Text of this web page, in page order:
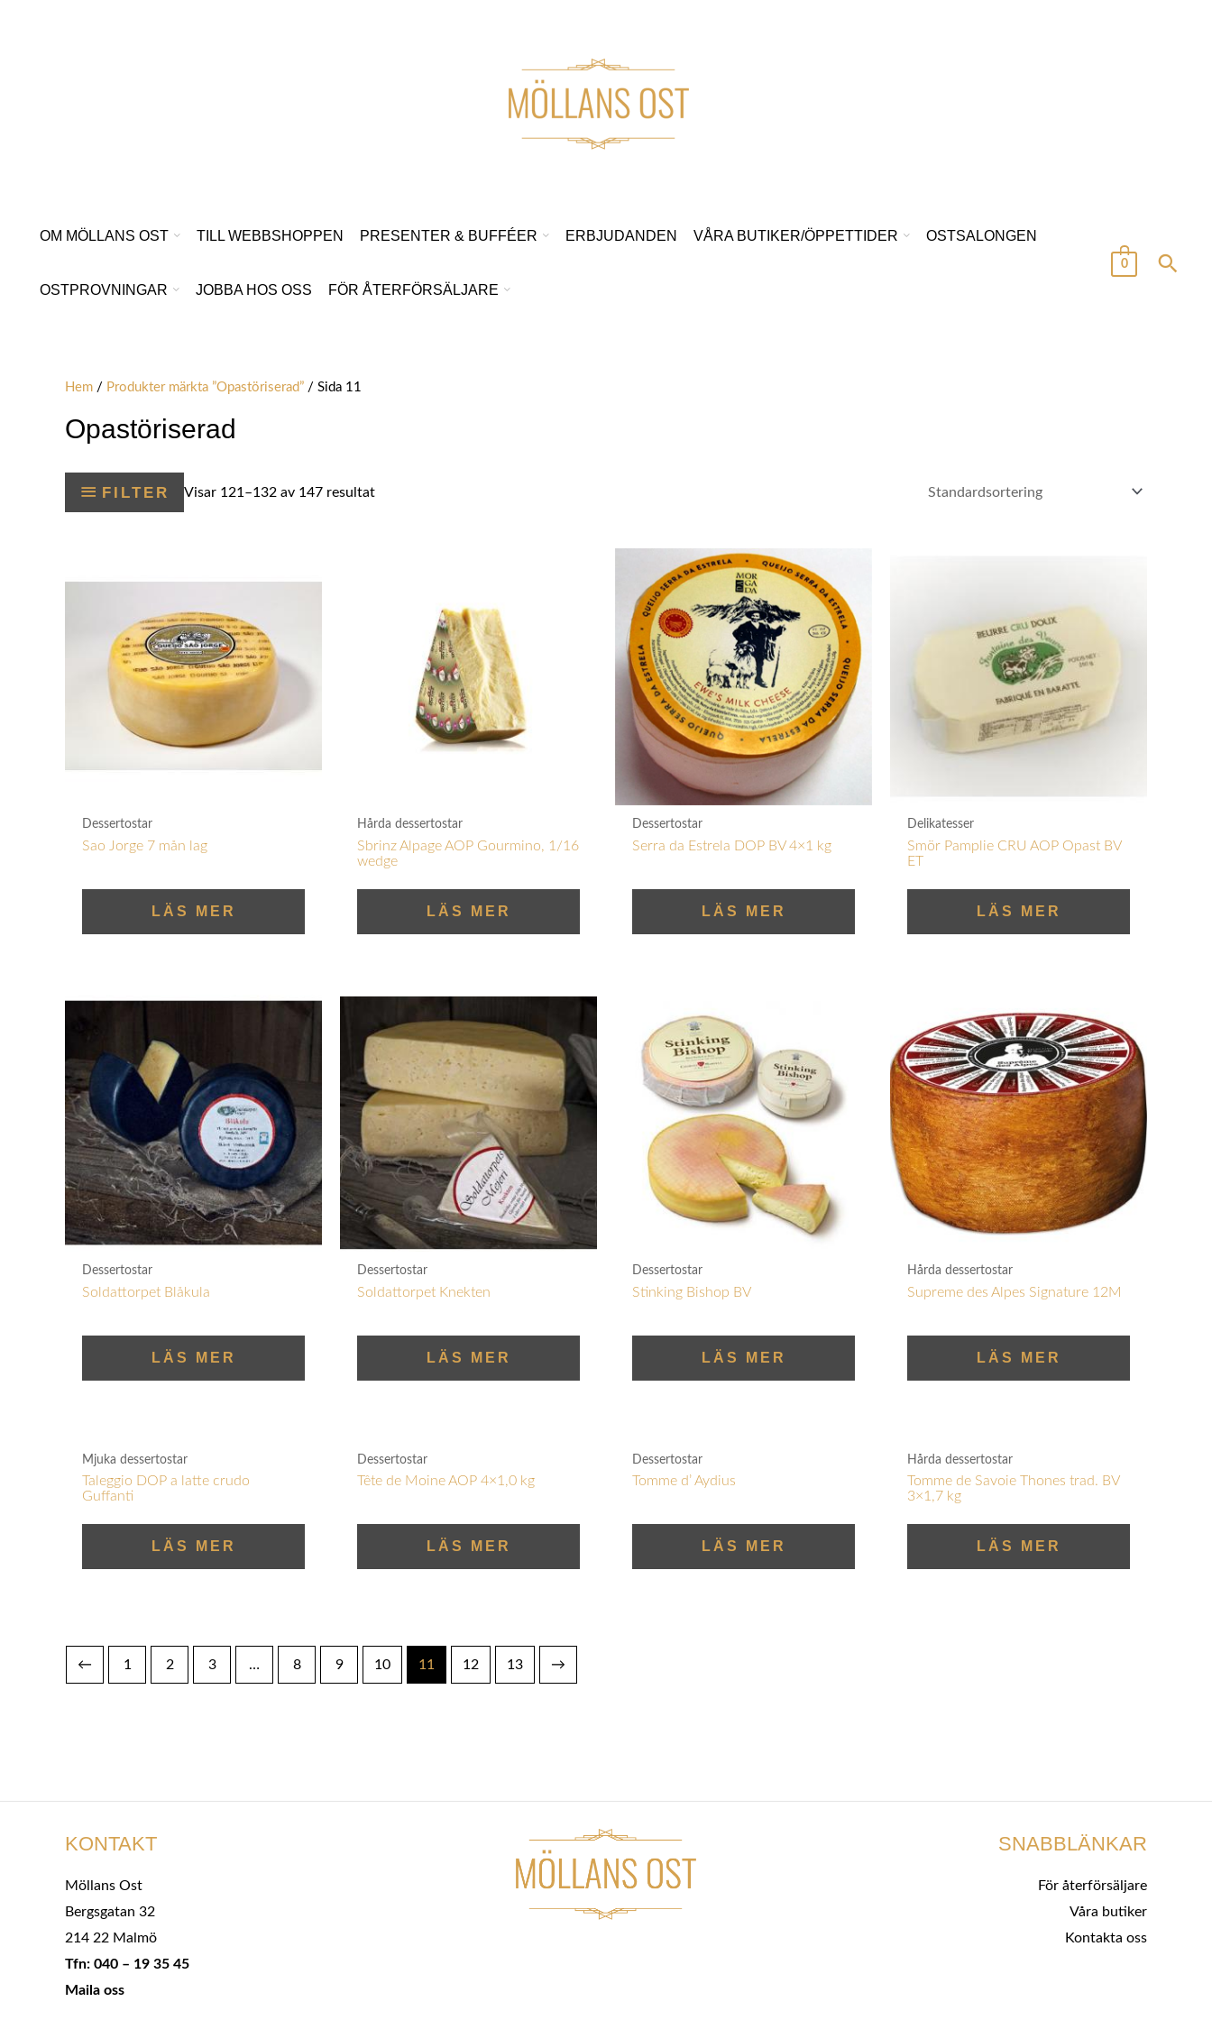
OM MÖLLANS OST TILL WEBBSHOPPEN PRESENTER & BUFFÉER ERBJUDANDEN VÅRA BUTIKER/ÖPPETTIDER OSTSALONGEN
OSTPROVNINGAR JOBBA HOS OSS FÖR ÅTERFÖRSÄLJARE
0
Hem / Produkter märkta ”Opastöriserad” / Sida 11
Opastöriserad
FILTER Visar 121–132 av 147 resultat
Dessertostar
Sao Jorge 7 mån lag
LÄS MER
Hårda dessertostar
Sbrinz Alpage AOP Gourmino, 1/16
wedge
LÄS MER
Dessertostar
Serra da Estrela DOP BV 4×1 kg
LÄS MER
Delikatesser
Smör Pamplie CRU AOP Opast BV
ET
LÄS MER
Dessertostar
Soldattorpet Blåkula
LÄS MER
Dessertostar
Soldattorpet Knekten
LÄS MER
Dessertostar
Stinking Bishop BV
LÄS MER
Hårda dessertostar
Supreme des Alpes Signature 12M
LÄS MER
Mjuka dessertostar
Taleggio DOP a latte crudo
Guffanti
LÄS MER
Dessertostar
Tête de Moine AOP 4×1,0 kg
LÄS MER
Dessertostar
Tomme d’ Aydius
LÄS MER
Hårda dessertostar
Tomme de Savoie Thones trad. BV
3×1,7 kg
LÄS MER
← 1 2 3 … 8 9 10 11 12 13 →
KONTAKT
Möllans Ost
Bergsgatan 32
214 22 Malmö
Tfn: 040 – 19 35 45
Maila oss
SNABBLÄNKAR
För återförsäljare
Våra butiker
Kontakta oss